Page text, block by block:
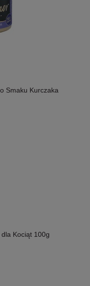
Smaku Kurczaka
Kociąt 100g